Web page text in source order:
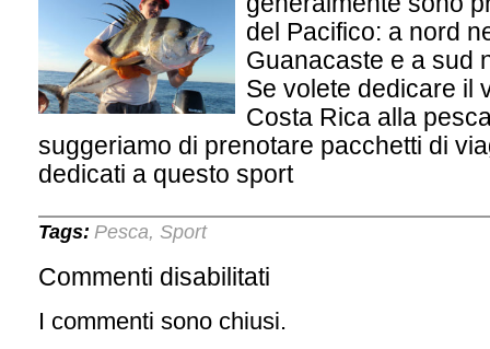
del Pacifico: a nord
Guanacaste e a sud
Se volete dedicare il
Costa Rica alla
suggeriamo di prenotare pacchetti di
dedicati a questo sport
Tags: Pesca, Sport
Commenti disabilitati
d’altura
I commenti sono chiusi.